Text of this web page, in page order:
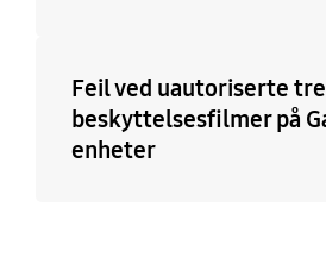
Feil ved uautoriserte
beskyttelsesfilmer på
enheter